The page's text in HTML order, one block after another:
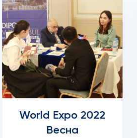
World Expo 2022
Весна